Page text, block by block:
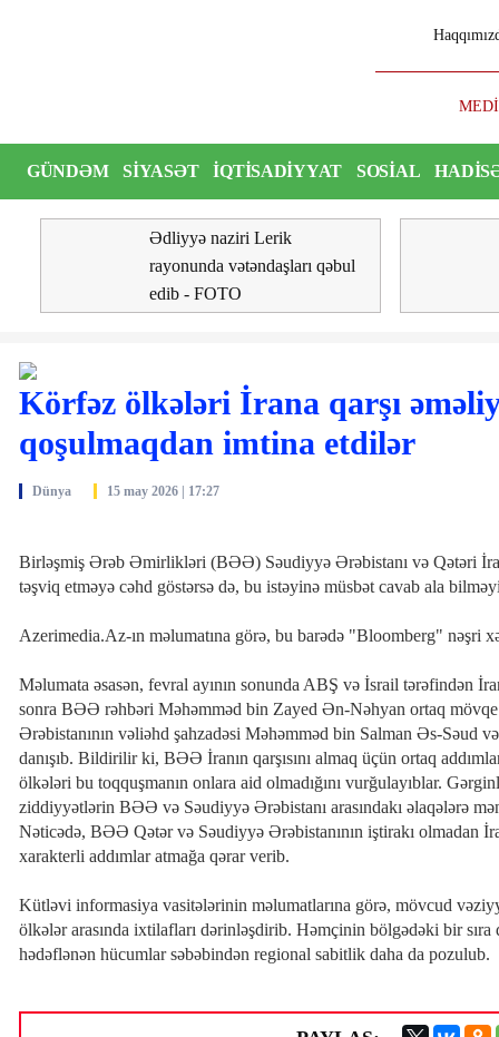
MEDİA,
GÜNDƏM SIYASƏT İQTISADIYYAT SOSIAL
ŞOU
VIDEO
Ədliyyə naziri Lerik
rayonunda vətəndaşları qəbul
edib - FOTO
Körfəz ölkələri İrana qarşı
qoşulmaqdan imtina etdilər
Dünya 15 may 2026 | 17:27
Birləşmiş Ərəb Əmirlikləri (BƏƏ) Səudiyyə Ərəbistanı və Qətəri
təşviq etməyə cəhd göstərsə də, bu istəyinə müsbət cavab ala
Azerimedia.Az-ın məlumatına görə, bu barədə "Bloomberg" nəşri
Məlumata əsasən, fevral ayının sonunda ABŞ və İsrail tərəfindən
sonra BƏƏ rəhbəri Məhəmməd bin Zayed Ən-Nəhyan ortaq mövqe
Ərəbistanının vəliəhd şahzadəsi Məhəmməd bin Salman Əs-Səud
danışıb. Bildirilir ki, BƏƏ İranın qarşısını almaq üçün ortaq
ölkələri bu toqquşmanın onlara aid olmadığını vurğulayıblar.
ziddiyyətlərin BƏƏ və Səudiyyə Ərəbistanı arasındakı əlaqələrə
Nəticədə, BƏƏ Qətər və Səudiyyə Ərəbistanının iştirakı olmadan
xarakterli addımlar atmağa qərar verib.
Kütləvi informasiya vasitələrinin məlumatlarına görə, mövcud
ölkələr arasında ixtilafları dərinləşdirib. Həmçinin bölgədəki bir
hədəflənən hücumlar səbəbindən regional sabitlik daha da pozulub.
Azərbaycanda 10 min manatlıq